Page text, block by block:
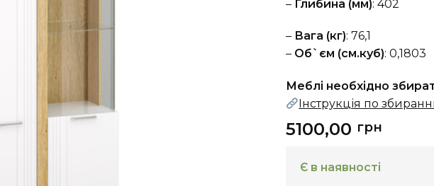
– Глибина (мм): 402
– Вага (кг): 76,1
– Об`єм (см.куб): 0,1803
Меблі необхідно
Інструкція по
5100,00 грн
Є в наявності